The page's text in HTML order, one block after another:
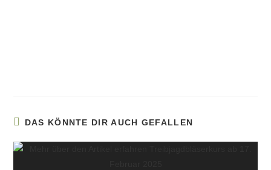
DAS KÖNNTE DIR AUCH GEFALLEN